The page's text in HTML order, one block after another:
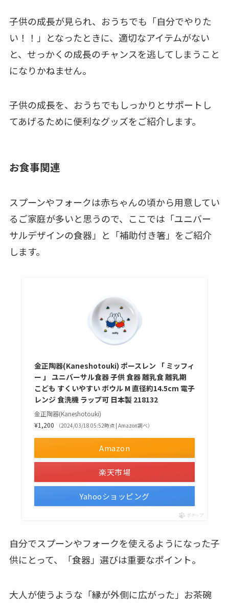
子供の成長が見られ、おうちでも「自分でやりた
い！！」となったときに、適切なアイテムがない
と、せっかくの成長のチャンスを逃してしまうこと
になりかねません。
子供の成長を、おうちでもしっかりとサポートし
てあげるために便利なグッズをご紹介します。
お食事関連
スプーンやフォークは赤ちゃんの頃から用意してい
るご家庭が多いと思うので、ここでは「ユニバー
サルデザインの食器」と「補助付き箸」をご紹介
します。
金正陶器(Kaneshotouki) ポースレン 「 ミッフィ
ー 」 ユニバーサル食器 子供 食器 離乳食 離乳期
こども すくいやすい ボウル M 直径約14.5cm 電子
レンジ 食洗機 ラップ可 日本製 218132
金正陶器(Kaneshotouki)
¥1,200
（2024/03/18 05:52時点 | Amazon調べ）
Amazon
楽天市場
Yahooショッピング
ポチップ
自分でスプーンやフォークを使えるようになった子
供にとって、「食器」選びは重要なポイント。
大人が使うような「縁が外側に広がった」お茶碗